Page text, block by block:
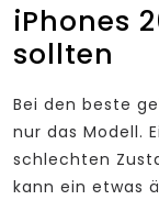
iPhones
sollten
Bei den beste
nur das Modell.
schlechten
kann ein etwas